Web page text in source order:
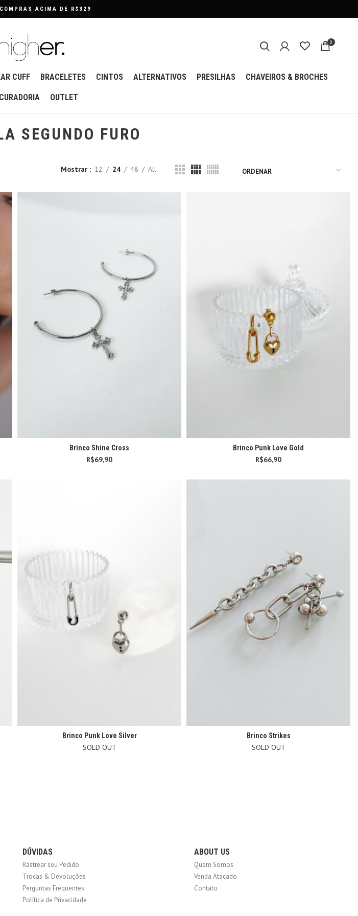
ACIMA DE R$329
0
CUFF BRACELETES CINTOS ALTERNATIVOS PRESILHAS CHAVEIROS & BROCHES
CURADORIA OUTLET
SEGUNDO FURO
Mostrar 12 24 48 All
Brinco Shine Cross
R$69,90
Brinco Punk Love Gold
R$66,90
Brinco Punk Love Silver
SOLD OUT
Brinco Strikes
SOLD OUT
DÚVIDAS
Rastrear seu Pedido
Trocas & Devoluções
Perguntas Frequentes
Política de Privacidade
ABOUT US
Quem Somos
Venda Atacado
Contato